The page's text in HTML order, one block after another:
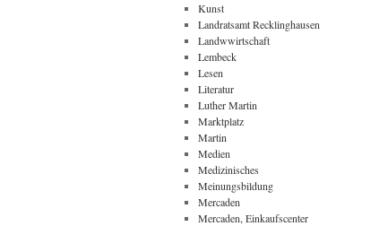
Kunst
Landratsamt Recklinghausen
Landwwirtschaft
Lembeck
Lesen
Literatur
Luther Martin
Marktplatz
Martin
Medien
Medizinisches
Meinungsbildung
Mercaden
Mercaden, Einkaufscenter